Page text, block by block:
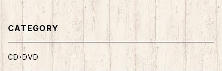
CATEGORY
CD・DVD